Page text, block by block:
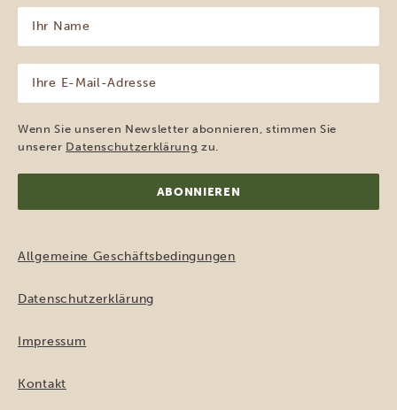
Name
(erforderlich)
Mail-
Adresse
(erforderlich)
Wenn Sie unseren Newsletter abonnieren, stimmen Sie
unserer Datenschutzerklärung zu.
Allgemeine Geschäftsbedingungen
Datenschutzerklärung
Impressum
Kontakt